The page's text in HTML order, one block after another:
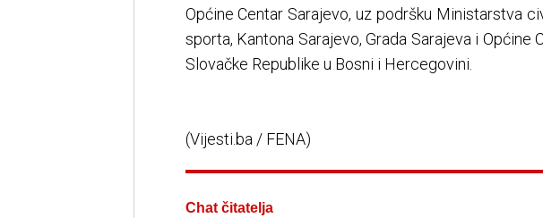
Općine Centar Sarajevo, uz podršku Ministarstva
sporta, Kantona Sarajevo, Grada Sarajeva i
Slovačke Republike u Bosni i Hercegovini.
(Vijesti.ba / FENA)
Chat čitatelja